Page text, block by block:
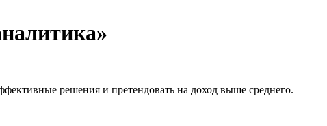
решения и претендовать на доход выше среднего.